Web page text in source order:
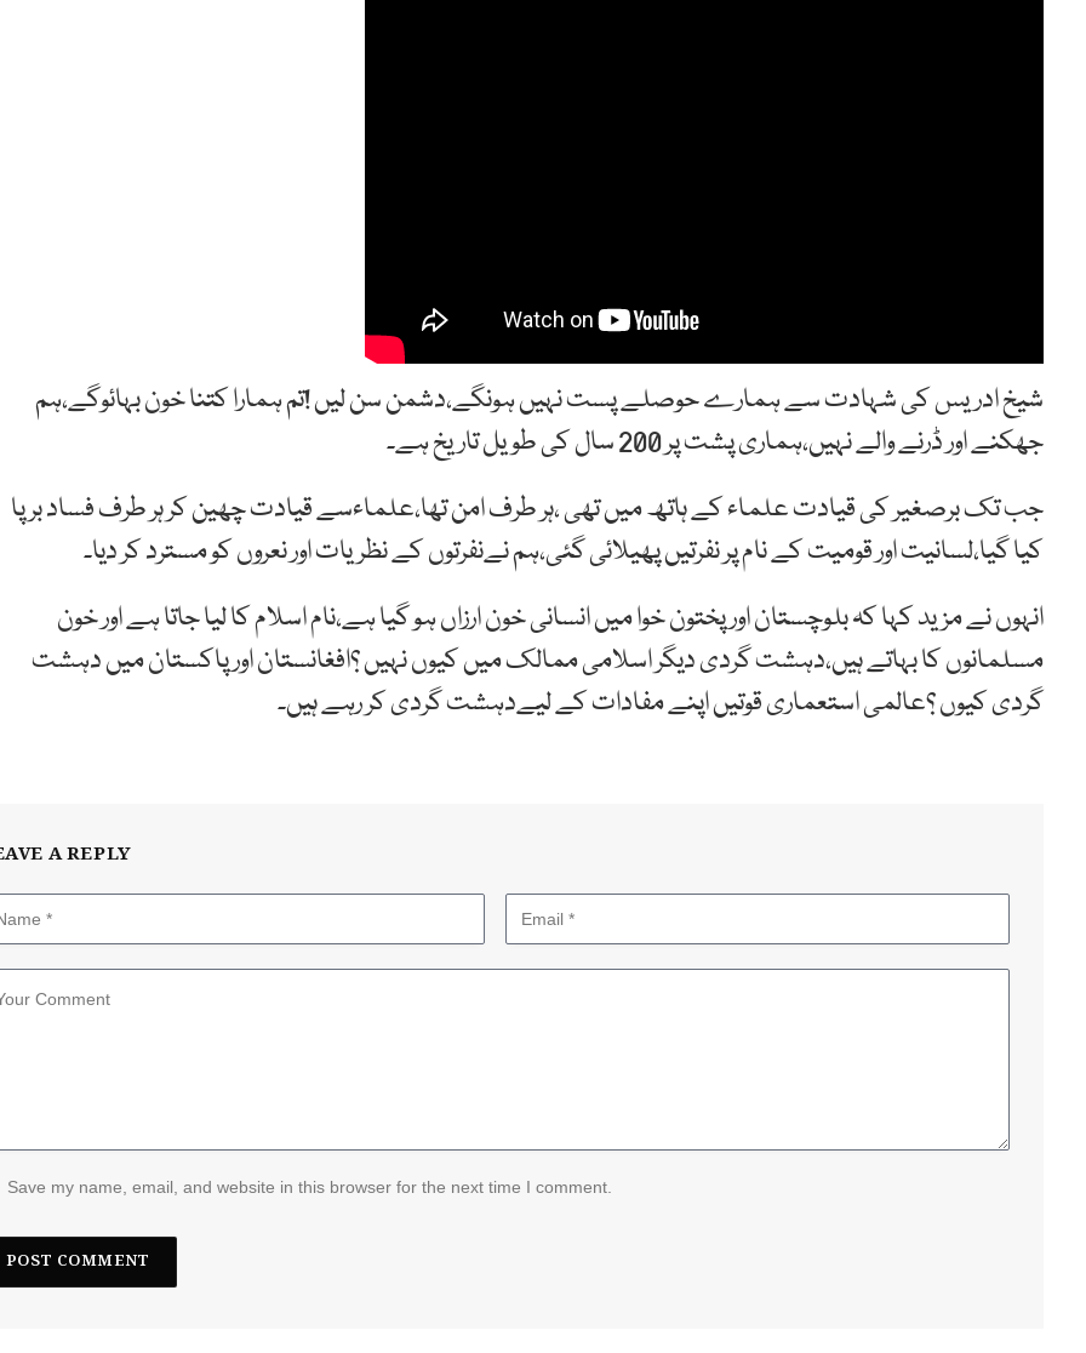
شیخ ادریس کی شہادت سے ہمارے حوصلے پست نہیں ہونگے،دشمن سن لیں !تم ہمارا کتنا خون بہائوگے،ہم
جھکنے اور ڈرنے والے نہیں،ہماری پشت پر 200 سال کی طویل تاریخ ہے۔
جب تک برصغیر کی قیادت علماء کے ہاتھ میں تھی ،ہر طرف امن تھا،علماءسے قیادت چھین کر ہر طرف فساد برپا
کیا گیا،لسانیت اور قومیت کے نام پر نفرتیں پھیلائی گئی،ہم نےنفرتوں کے نظریات اور نعروں کو مسترد کر دیا۔
انہوں نے مزید کہا کہ بلوچستان اور پختون خوا میں انسانی خون ارزاں ہو گیا ہے،نام اسلام کا لیا جاتا ہے اور خون
مسلمانوں کا بہاتے ہیں،دہشت گردی دیگر اسلامی ممالک میں کیوں نہیں ؟افغانستان اور پاکستان میں دہشت
گردی کیوں ؟عالمی استعماری قوتیں اپنے مفادات کے لیےدہشت گردی کر رہے ہیں۔
A REPLY
Save my name, email, and website in this browser for the next time I comment.